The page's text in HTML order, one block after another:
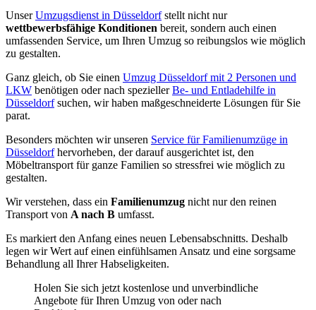
UnserUmzugsdienst in Düsseldorfstellt nicht nur
wettbewerbsfähige Konditionen bereit, sondern auch einen
umfassenden Service, um Ihren Umzug so reibungslos wie möglich
zu gestalten.
Ganz gleich, ob Sie einen Umzug Düsseldorf mit 2 Personen und
LKW benötigen oder nach speziellerBe- und Entladehilfe in
Düsseldorfsuchen, wir haben maßgeschneiderte Lösungen für Sie
parat.
Besonders möchten wir unseren Service für Familienumzüge in
Düsseldorfhervorheben, der darauf ausgerichtet ist, den
Möbeltransport für ganze Familien so stressfrei wie möglich zu
gestalten.
Wir verstehen, dass ein Familienumzug nicht nur den reinen
Transport von A nach B umfasst.
Es markiert den Anfang eines neuen Lebensabschnitts. Deshalb
legen wir Wert auf einen einfühlsamen Ansatz und eine sorgsame
Behandlung all Ihrer Habseligkeiten.
Holen Sie sich jetzt kostenlose und unverbindliche
Angebote für Ihren Umzug von oder nach